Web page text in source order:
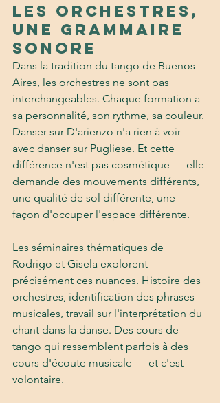
Les orchestres,
une grammaire
sonore
Dans la tradition du tango de Buenos
Aires, les orchestres ne sont pas
interchangeables. Chaque formation a
sa personnalité, son rythme, sa couleur.
Danser sur D'arienzo n'a rien à voir
avec danser sur Pugliese. Et cette
différence n'est pas cosmétique — elle
demande des mouvements différents,
une qualité de sol différente, une
façon d'occuper l'espace différente.
Les séminaires thématiques de
Rodrigo et Gisela explorent
précisément ces nuances. Histoire des
orchestres, identification des phrases
musicales, travail sur l'interprétation du
chant dans la danse. Des cours de
tango qui ressemblent parfois à des
cours d'écoute musicale — et c'est
volontaire.